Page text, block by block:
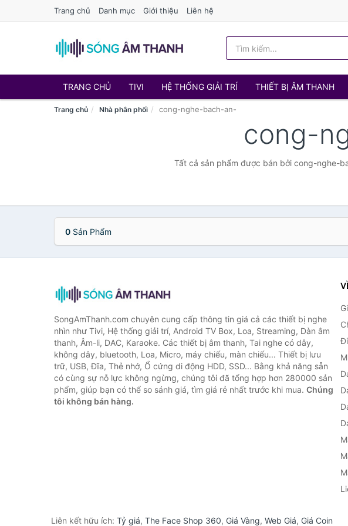
Trang chủ Danh mục Giới thiệu Liên hệ
TRANG CHỦ TIVI HỆ THỐNG GIẢI TRÍ THIẾT BỊ ÂM THANH
Trang chủ Nhà phân phối cong-nghe-bach-an-
cong-
Tất cả sản phẩm được bán bởi cong-nghe-
0 Sản Phẩm
SongAmThanh.com chuyên cung cấp thông tin giá cả các thiết bị nghe
nhìn như Tivi, Hệ thống giải trí, Android TV Box, Loa, Streaming, Dàn âm
thanh, Âm-li, DAC, Karaoke. Các thiết bị âm thanh, Tai nghe có dây,
không dây, bluetooth, Loa, Micro, máy chiếu, màn chiếu... Thiết bị lưu
trữ, USB, Đĩa, Thẻ nhớ, Ổ cứng di động HDD, SSD... Bằng khả năng sẵn
có cùng sự nỗ lực không ngừng, chúng tôi đã tổng hợp hơn 280000 sản
phẩm, giúp bạn có thể so sánh giá, tìm giá rẻ nhất trước khi mua. Chúng
tôi không bán hàng.
Liên kết hữu ích: Tỷ giá, The Face Shop 360, Giá Vàng, Web Giá, Giá Coin